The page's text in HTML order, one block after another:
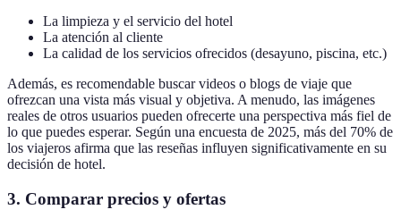
La limpieza y el servicio del hotel
La atención al cliente
La calidad de los servicios ofrecidos (desayuno, piscina, etc.)
Además, es recomendable buscar videos o blogs de viaje que
ofrezcan una vista más visual y objetiva. A menudo, las imágenes
reales de otros usuarios pueden ofrecerte una perspectiva más fiel de
lo que puedes esperar. Según una encuesta de 2025, más del 70% de
los viajeros afirma que las reseñas influyen significativamente en su
decisión de hotel.
3. Comparar precios y ofertas